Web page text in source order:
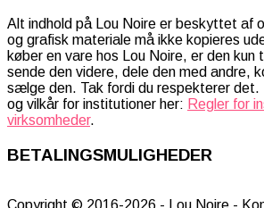
Alt indhold på Lou Noire er beskyttet af
og grafisk materiale må ikke kopieres
køber en vare hos Lou Noire, er den kun
sende den videre, dele den med andre,
sælge den. Tak fordi du respekterer
og vilkår for institutioner her: Regler for
virksomheder.
BETALINGSMULIGHEDER